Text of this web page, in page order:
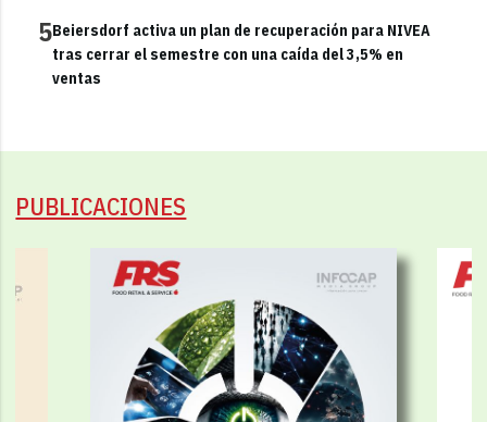
5Beiersdorf activa un plan de recuperación para NIVEA
tras cerrar el semestre con una caída del 3,5% en
ventas
PUBLICACIONES